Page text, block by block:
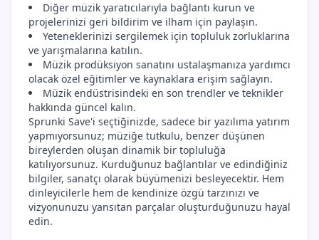
Diğer müzik yaratıcılarıyla bağlantı kurun ve
projelerinizi geri bildirim ve ilham için paylaşın.
Yeteneklerinizi sergilemek için topluluk zorluklarına
ve yarışmalarına katılın.
Müzik prodüksiyon sanatını ustalaşmanıza yardımcı
olacak özel eğitimler ve kaynaklara erişim sağlayın.
Müzik endüstrisindeki en son trendler ve teknikler
hakkında güncel kalın.
Sprunki Save'i seçtiğinizde, sadece bir yazılıma yatırım
yapmıyorsunuz; müziğe tutkulu, benzer düşünen
bireylerden oluşan dinamik bir topluluğa
katılıyorsunuz. Kurduğunuz bağlantılar ve edindiğiniz
bilgiler, sanatçı olarak büyümenizi besleyecektir. Hem
dinleyicilerle hem de kendinize özgü tarzınızı ve
vizyonunuzu yansıtan parçalar oluşturduğunuzu hayal
edin.